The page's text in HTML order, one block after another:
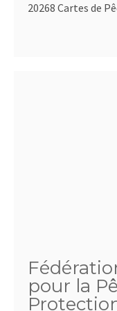
20268 Cartes de
pour la